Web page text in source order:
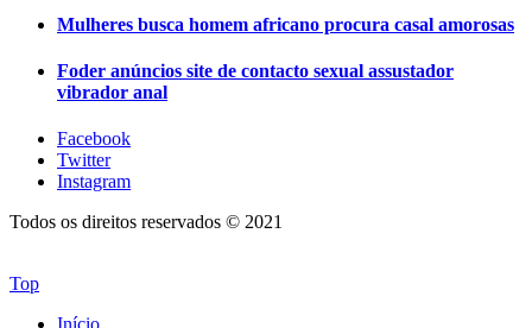
Mulheres busca homem africano procura casal amorosas
Foder anúncios site de contacto sexual assustador
vibrador anal
Facebook
Twitter
Instagram
Todos os direitos reservados © 2021
Top